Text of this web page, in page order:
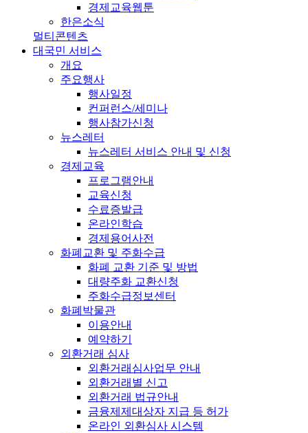
경제교육웹툰
한은소식
멀티콘텐츠
대국민 서비스
개요
주요행사
행사일정
컨퍼런스/세미나
행사참가신청
뉴스레터
뉴스레터 서비스 안내 및 신청
경제교육
프로그램안내
교육신청
수료증발급
온라인학습
경제용어사전
화폐교환 및 주화수급
화폐 교환 기준 및 방법
대량주화 교환신청
주화수급정보센터
화폐박물관
이용안내
예약하기
외환거래 심사
외환거래심사업무 안내
외환거래별 신고
외환거래 법규안내
금융제제대상자 지급 등 허가
온라인 외환심사 시스템